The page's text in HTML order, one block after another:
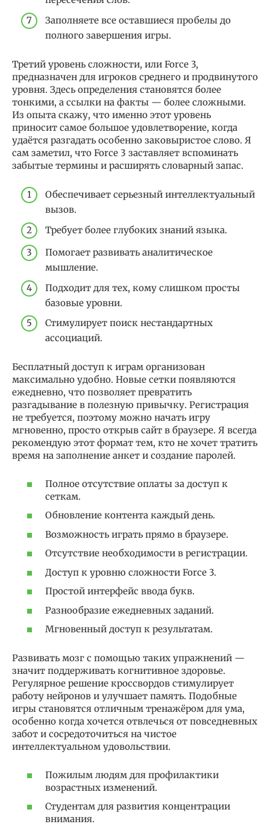
Заполняете все оставшиеся пробелы до
полного завершения игры.
Третий уровень сложности, или Force 3,
предназначен для игроков среднего и продвинутого
уровня. Здесь определения становятся более
тонкими, а ссылки на факты — более сложными.
Из опыта скажу, что именно этот уровень
приносит самое большое удовлетворение, когда
удаётся разгадать особенно заковыристое слово. Я
сам заметил, что Force 3 заставляет вспоминать
забытые термины и расширять словарный запас.
Обеспечивает серьезный интеллектуальный
вызов.
Требует более глубоких знаний языка.
Помогает развивать аналитическое
мышление.
Подходит для тех, кому слишком просты
базовые уровни.
Стимулирует поиск нестандартных
ассоциаций.
Бесплатный доступ к играм организован
максимально удобно. Новые сетки появляются
ежедневно, что позволяет превратить
разгадывание в полезную привычку. Регистрация
не требуется, поэтому можно начать игру
мгновенно, просто открыв сайт в браузере. Я всегда
рекомендую этот формат тем, кто не хочет тратить
время на заполнение анкет и создание паролей.
Полное отсутствие оплаты за доступ к
сеткам.
Обновление контента каждый день.
Возможность играть прямо в браузере.
Отсутствие необходимости в регистрации.
Доступ к уровню сложности Force 3.
Простой интерфейс ввода букв.
Разнообразие ежедневных заданий.
Мгновенный доступ к результатам.
Развивать мозг с помощью таких упражнений —
значит поддерживать когнитивное здоровье.
Регулярное решение кроссвордов стимулирует
работу нейронов и улучшает память. Подобные
игры становятся отличным тренажёром для ума,
особенно когда хочется отвлечься от повседневных
забот и сосредоточиться на чистое
интеллектуальном удовольствии.
Пожилым людям для профилактики
возрастных изменений.
Студентам для развития концентрации
внимания.